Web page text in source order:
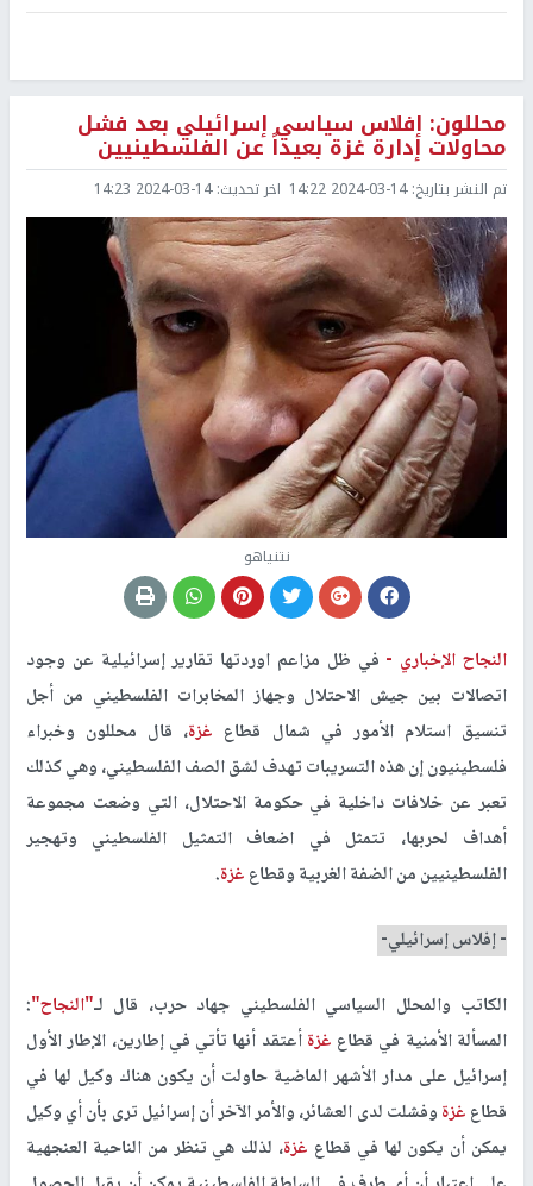
محللون: إفلاس سياسي إسرائيلي بعد فشل
محاولات إدارة غزة بعيداً عن الفلسطينيين
تم النشر بتاريخ:2024-03-14 14:22 اخر تحديث:2024-03-14 14:23
نتنياهو
النجاح الإخباري - في ظل مزاعم اوردتها تقارير إسرائيلية عن وجود
اتصالات بين جيش الاحتلال وجهاز المخابرات الفلسطيني من أجل
تنسيق استلام الأمور في شمال قطاع غزة، قال محللون وخبراء
فلسطينيون إن هذه التسريبات تهدف لشق الصف الفلسطيني، وهي كذلك
تعبر عن خلافات داخلية في حكومة الاحتلال، التي وضعت مجموعة
أهداف لحربها، تتمثل في اضعاف التمثيل الفلسطيني وتهجير
الفلسطينيين من الضفة الغربية وقطاعغزة.
- إفلاس إسرائيلي-
الكاتب والمحلل السياسي الفلسطيني جهاد حرب، قال لـ"النجاح":
المسألة الأمنية في قطاع غزةأعتقد أنها تأتي في إطارين، الإطار الأول
إسرائيل على مدار الأشهر الماضية حاولت أن يكون هناك وكيل لها في
قطاعغزةوفشلت لدى العشائر، والأمر الآخر أن إسرائيل ترى بأن أي وكيل
يمكن أن يكون لها في قطاع غزة، لذلك هي تنظر من الناحية العنجهية